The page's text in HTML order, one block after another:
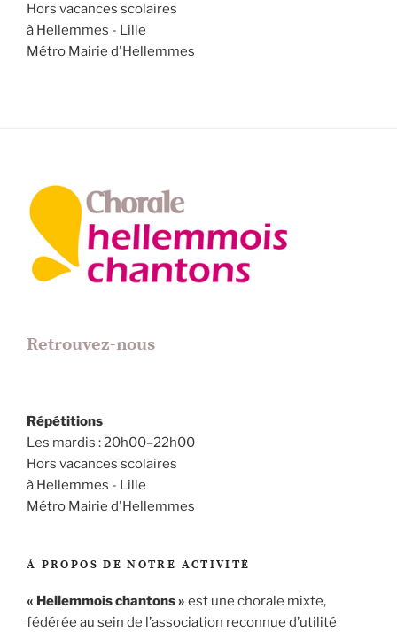
Hors vacances scolaires
à Hellemmes - Lille
Métro Mairie d'Hellemmes
Retrouvez-nous
Répétitions
Les mardis : 20h00–22h00
Hors vacances scolaires
à Hellemmes - Lille
Métro Mairie d'Hellemmes
À PROPOS DE NOTRE ACTIVITÉ
« Hellemmois chantons » est une chorale mixte,
fédérée au sein de l’association reconnue d’utilité